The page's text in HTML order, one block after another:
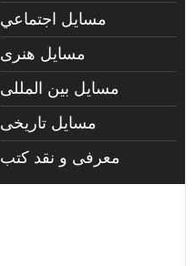
مسايل اجتماعي
مسايل هنری
مسایل بین المللی
مسایل تاریخی
معرفی و نقد کتب